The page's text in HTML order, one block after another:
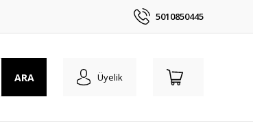
5010850445
ARA Üyelik